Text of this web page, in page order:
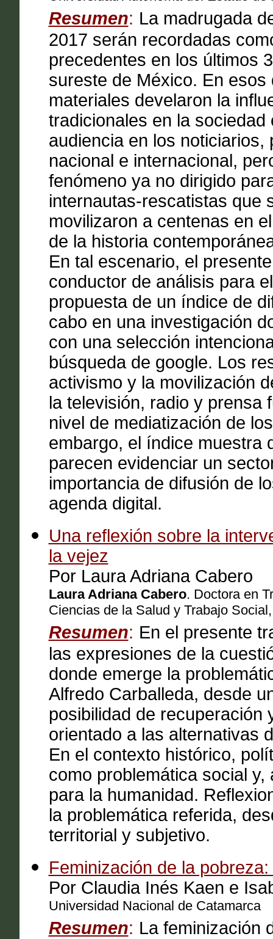
Resumen: La madrugada
2017 serán recordadas
precedentes en los últimos
sureste de México. En
materiales develaron la
tradicionales en la
audiencia en los
nacional e internacional,
fenómeno ya no dirigido
internautas-rescatistas que
movilizaron a centenas en
de la historia
En tal escenario, el
conductor de análisis para
propuesta de un índice de
cabo en una investigación
con una selección
búsqueda de google. Los
activismo y la movilización
la televisión, radio y prensa
nivel de mediatización de
embargo, el índice muestra
parecen evidenciar un
importancia de difusión de
agenda digital.
Una reflexión sobre la
la vejez
Por Laura Adriana Cabero
Laura Adriana Cabero. Doctora en
Ciencias de la Salud y Trabajo
Resumen: En el presente
las expresiones de la
donde emerge la
Alfredo Carballeda, desde
posibilidad de recuperación
orientado a las alternativas
En el contexto histórico,
como problemática social
para la humanidad.
la problemática referida,
territorial y subjetivo.
Feminización de la
Por Claudia Inés Kaen e
Universidad Nacional de Catamarca
Resumen: La feminización